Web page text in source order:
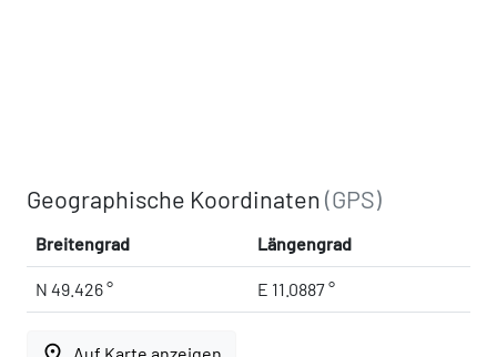
Geographische Koordinaten(GPS)
Breitengrad Längengrad
N 49.426 ° E 11.0887 °